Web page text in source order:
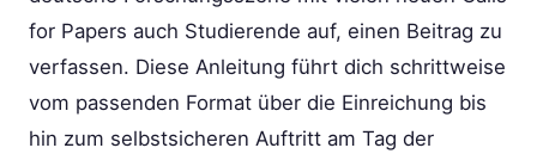
for Papers auch Studierende auf, einen Beitrag zu
verfassen. Diese Anleitung führt dich schrittweise
vom passenden Format über die Einreichung bis
hin zum selbstsicheren Auftritt am Tag der